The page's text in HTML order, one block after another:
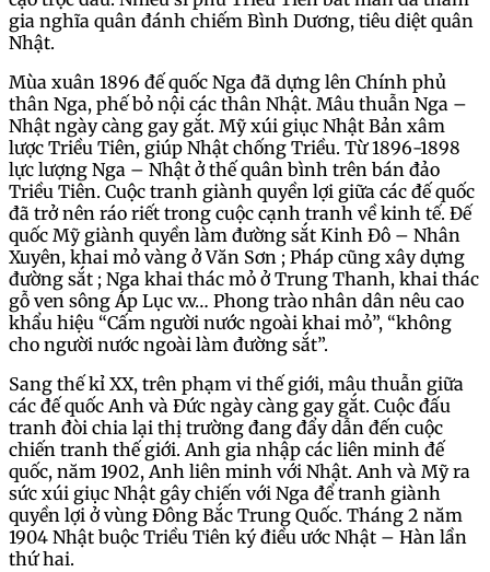
gia nghĩa quân đánh chiếm Bình Dương, tiêu diệt quân
Nhật.
Mùa xuân 1896 đế quốc Nga đã dựng lên Chính phủ
thân Nga, phế bỏ nội các thân Nhật. Mâu thuẫn Nga –
Nhật ngày càng gay gắt. Mỹ xúi giục Nhật Bản xâm
lược Triều Tiên, giúp Nhật chống Triều. Từ 1896-1898
lực lượng Nga – Nhật ở thế quân bình trên bán đảo
Triều Tiên. Cuộc tranh giành quyền lợi giữa các đế quốc
đã trở nên ráo riết trong cuộc cạnh tranh về kinh tế. Đế
quốc Mỹ giành quyền làm đường sắt Kinh Đô – Nhân
Xuyên, khai mỏ vàng ở Văn Sơn ; Pháp cũng xây dựng
đường sắt ; Nga khai thác mỏ ở Trung Thanh, khai thác
gỗ ven sông Áp Lục v.v… Phong trào nhân dân nêu cao
khẩu hiệu “Cấm người nước ngoài khai mỏ”, “không
cho người nước ngoài làm đường sắt”.
Sang thế kỉ XX, trên phạm vi thế giới, mâu thuẫn giữa
các đế quốc Anh và Đức ngày càng gay gắt. Cuộc đấu
tranh đòi chia lại thị trường đang đẩy dẫn đến cuộc
chiến tranh thế giới. Anh gia nhập các liên minh đế
quốc, năm 1902, Anh liên minh với Nhật. Anh và Mỹ ra
sức xúi giục Nhật gây chiến với Nga để tranh giành
quyền lợi ở vùng Đông Bắc Trung Quốc. Tháng 2 năm
1904 Nhật buộc Triều Tiên ký điều ước Nhật – Hàn lần
thứ hai.